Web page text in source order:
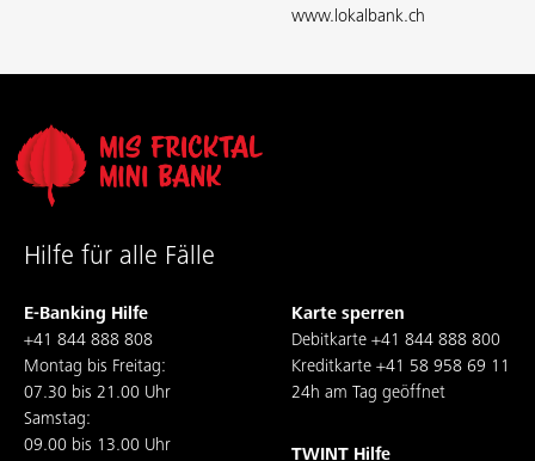
www.lokalbank.ch
Hilfe für alle Fälle
E-Banking Hilfe
+41 844 888 808
Montag bis Freitag:
07.30 bis 21.00 Uhr
Samstag:
09.00 bis 13.00 Uhr
Karte sperren
Debitkarte +41 844 888 800
Kreditkarte +41 58 958 69 11
24h am Tag geöffnet
TWINT Hilfe